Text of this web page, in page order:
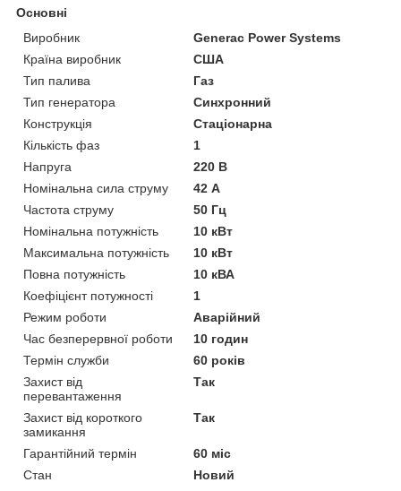
Основні
Виробник
Generac Power Systems
Країна виробник
США
Тип палива
Газ
Тип генератора
Синхронний
Конструкція
Стаціонарна
Кількість фаз
1
Напруга
220 В
Номінальна сила струму
42 А
Частота струму
50 Гц
Номінальна потужність
10 кВт
Максимальна потужність
10 кВт
Повна потужність
10 кВА
Коефіцієнт потужності
1
Режим роботи
Аварійний
Час безперервної роботи
10 годин
Термін служби
60 років
Захист від
перевантаження
Так
Захист від короткого
замикання
Так
Гарантійний термін
60 міс
Стан
Новий